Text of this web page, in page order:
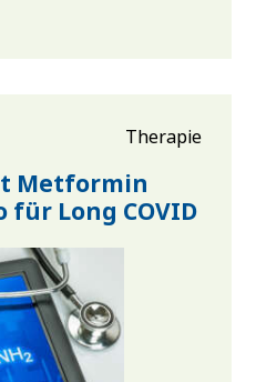
Therapie
Metformin
für Long COVID